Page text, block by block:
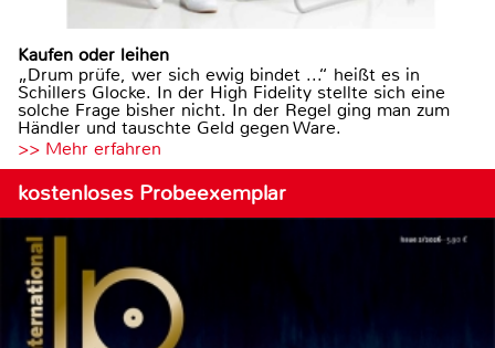
Kaufen oder leihen
„Drum prüfe, wer sich ewig bindet ...“ heißt es in
Schillers Glocke. In der High Fidelity stellte sich eine
solche Frage bisher nicht. In der Regel ging man zum
Händler und tauschte Geld gegen Ware.
>> Mehr erfahren
kostenloses Probeexemplar